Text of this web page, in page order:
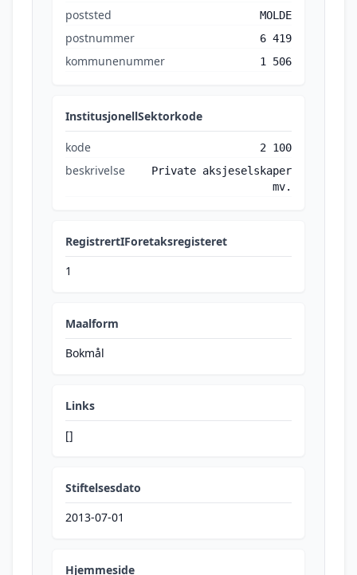
poststed MOLDE
postnummer 6 419
kommunenummer 1 506
InstitusjonellSektorkode
kode 2 100
beskrivelse
Private aksjeselskaper
mv.
RegistrertIForetaksregisteret
1
Maalform
Bokmål
Links
[]
Stiftelsesdato
2013-07-01
Hjemmeside